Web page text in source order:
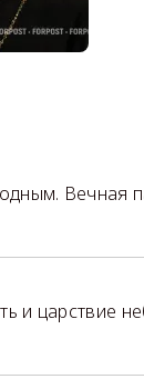
Вечная
и царствие